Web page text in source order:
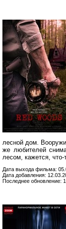
лесной дом.
же любителей
лесом, кажется, что-
Дата выхода фильма:
Дата добавления:
Последнее обновление: